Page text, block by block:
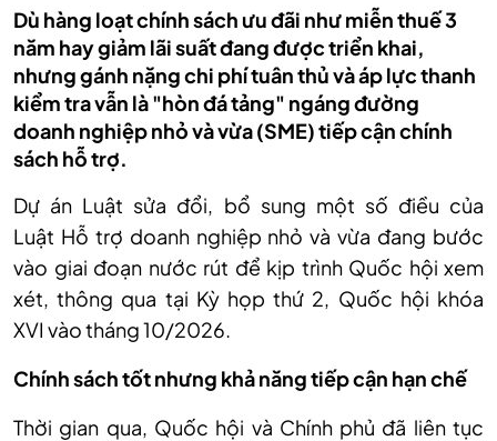
Dù hàng loạt chính sách ưu đãi như miễn thuế 3
năm hay giảm lãi suất đang được triển khai,
nhưng gánh nặng chi phí tuân thủ và áp lực thanh
kiểm tra vẫn là "hòn đá tảng" ngáng đường
doanh nghiệp nhỏ và vừa (SME) tiếp cận chính
sách hỗ trợ.
Dự án Luật sửa đổi, bổ sung một số điều của
Luật Hỗ trợ doanh nghiệp nhỏ và vừa đang bước
vào giai đoạn nước rút để kịp trình Quốc hội xem
xét, thông qua tại Kỳ họp thứ 2, Quốc hội khóa
XVI vào tháng 10/2026.
Chính sách tốt nhưng khả năng tiếp cận hạn chế
Thời gian qua, Quốc hội và Chính phủ đã liên tục